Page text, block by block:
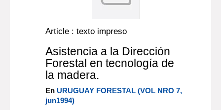
Article : texto impreso
Asistencia a la Dirección
Forestal en tecnología de
la madera.
EnURUGUAY FORESTAL (VOL NRO 7,
jun1994)